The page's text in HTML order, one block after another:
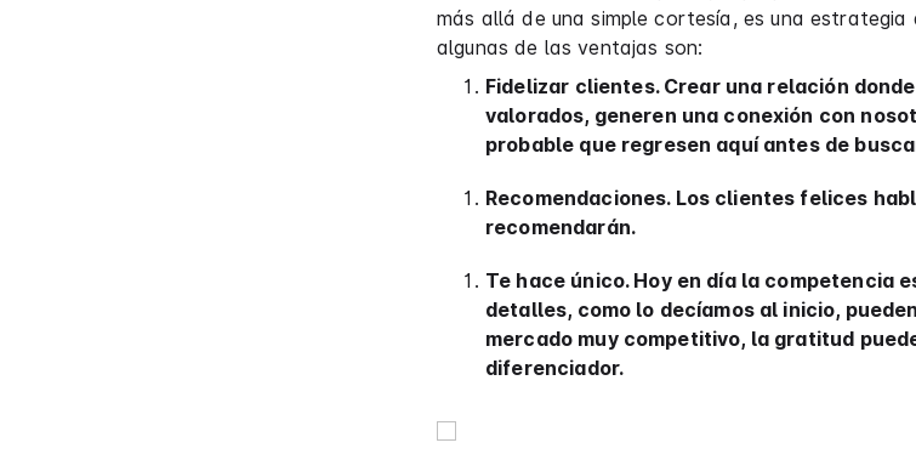
más allá de una simple cortesía, es una estrategia
algunas de las ventajas son:
Fidelizar clientes. Crear una relación
valorados, generen una conexión con
probable que regresen aquí antes de
Recomendaciones. Los clientes felices
recomendarán.
Te hace único. Hoy en día la competencia
detalles, como lo decíamos al inicio,
mercado muy competitivo, la gratitud
diferenciador.